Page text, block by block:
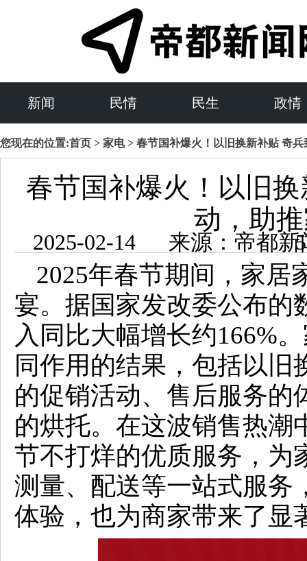
新闻 民情 民生 政情
您现在的位置:首页 > 家电> 春节国补爆火！以旧换新补贴 奇
春节国补爆火！以旧
动，助
2025-02-
2025年春节期间，家居
宴。据国家发改委公布的
入同比大幅增长约166%
同作用的结果，包括以
的促销活动、售后服务的
的烘托。在这波销售热潮
节不打烊的优质服务，为
测量、配送等一站式服务
体验，也为商家带来了显